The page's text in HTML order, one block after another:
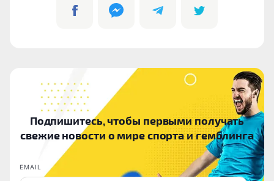
Подпишитесь, чтобы первыми получать
свежие новости о мире спорта и гемблинга
EMAIL